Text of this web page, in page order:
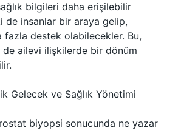
bilgileri daha erişilebilir
de insanlar bir araya gelip,
fazla destek olabilecekler. Bu,
de ailevi ilişkilerde bir dönüm
Gelecek ve Sağlık Yönetimi
biyopsi sonucunda ne yazar